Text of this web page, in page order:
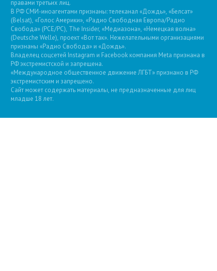
правами третьих лиц.
В РФ СМИ-иноагентами признаны: телеканал «Дождь», «Белсат»
(Belsat), «Голос Америки», «Радио Свободная Европа/Радио
Свобода» (PCE/PC), The Insider, «Медиазона», «Немецкая волна»
(Deutsche Welle), проект «Вот так». Нежелательными организациями
признаны «Радио Свобода» и «Дождь».
Владелец соцсетей Instagram и Facebook компания Metа признана в
РФ экстремистской и запрещена.
«Международное общественное движение ЛГБТ» признано в РФ
экстремистским и запрещено.
Сайт может содержать материалы, не предназначенные для лиц
младше 18 лет.